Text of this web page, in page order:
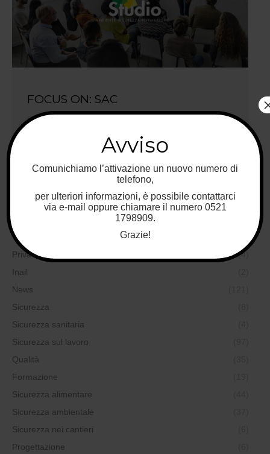
FOCUS ON: SAC
Sicurezza sul lavoro
Per spazio confinato si intende un qualsiasi ambiente
limitato, in cui il pericolo di morte o di infortunio grave
è...
Categorie
Privacy
(4)
Inail
News
Sicurezza
Sicurezza sanitaria
Sicurezza sul lavoro
Qualità
Formazione
Sicurezza alimentare
Sicurezza ambientale
Sicurezza nei cantieri
Progettazione
Avviso
Comunichiamo l’attivazione un nuovo numero di
telefono,
per ulteriori informazioni, è possibile contattarci
via e-mail oppure chiamare il numero 0521
1798909.
Grazie!